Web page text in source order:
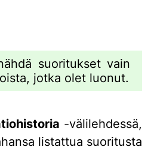
suoritukset vain
jotka olet luonut.
-välilehdessä,
listattua suoritusta